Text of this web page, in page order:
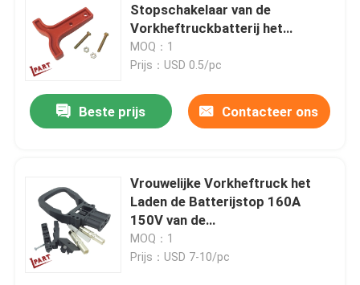
Stopschakelaar van de
Vorkheftruckbatterij het
Handvat Rode Kleur
MOQ：1
Prijs：USD 0.5/pc
Beste prijs Contacteer ons
Vrouwelijke Vorkheftruck het
Laden de Batterijstop 160A
150V van de
Schakelaarvorkheftruck
MOQ：1
Prijs：USD 7-10/pc